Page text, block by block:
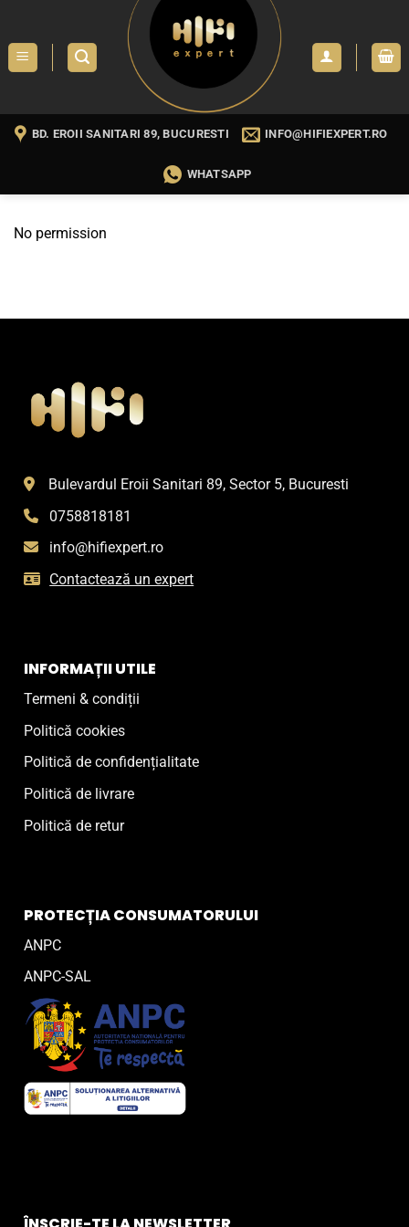
content
BD. EROII SANITARI 89, BUCURESTI INFO@HIFIEXPERT.RO
WHATSAPP
No permission
Bulevardul Eroii Sanitari 89, Sector 5, Bucuresti
0758818181
info@hifiexpert.ro
Contactează un expert
INFORMAȚII UTILE
Termeni & condiții
Politică cookies
Politică de confidențialitate
Politică de livrare
Politică de retur
PROTECȚIA CONSUMATORULUI
ANPC
ANPC-SAL